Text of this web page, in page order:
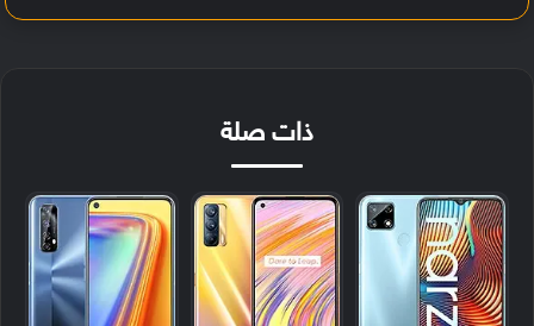
ذات صلة